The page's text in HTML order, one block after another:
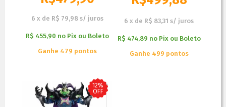
6 x de R$ 79,98 s/ juros
R$ 455,90 no Pix ou Boleto
Ganhe 479 pontos
6 x de R$ 83,31 s/ juros
R$ 474,89 no Pix ou Boleto
Ganhe 499 pontos
12%
OFF